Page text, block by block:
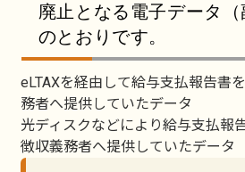
廃止となる電子データ
のとおりです。
eLTAXを経由して給与支払報告書
務者へ提供していたデータ
光ディスクなどにより給与支払報
徴収義務者へ提供していたデータ